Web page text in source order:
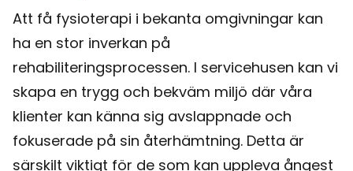
Att få fysioterapi i bekanta omgivningar kan
ha en stor inverkan på
rehabiliteringsprocessen. I servicehusen kan vi
skapa en trygg och bekväm miljö där våra
klienter kan känna sig avslappnade och
fokuserade på sin återhämtning. Detta är
särskilt viktigt för de som kan uppleva ångest